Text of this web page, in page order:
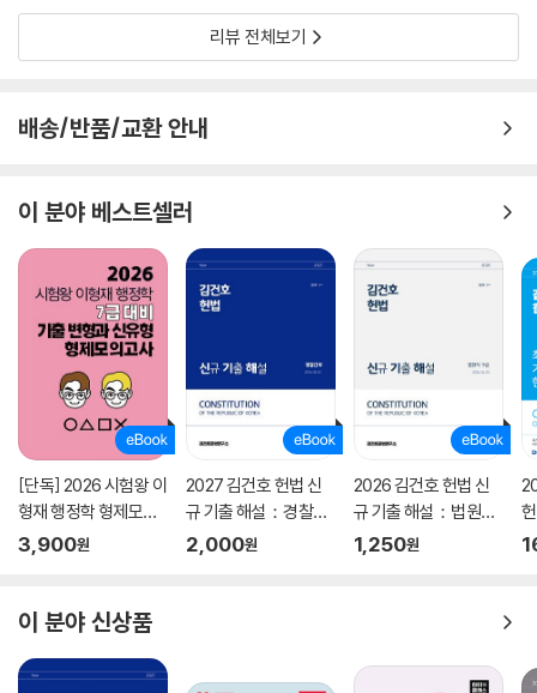
리뷰 전체보기
배송/반품/교환 안내
이 분야 베스트셀러
[단독] 2026 시험왕 이
형재 행정학 형제모의
고사
3,900원
2027 김건호 헌법 신
규 기출 해설：경찰간
부
2,000원
2026 김건호 헌법 신
규 기출 해설：법원직
9급
1,250원
이 분야 신상품